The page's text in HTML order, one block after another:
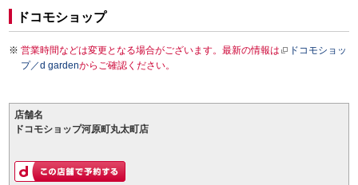
ドコモショップ
営業時間などは変更となる場合がございます。最新の情報は
ドコモショッ
プ／d gardenからご確認ください。
店舗名
ドコモショップ河原町丸太町店